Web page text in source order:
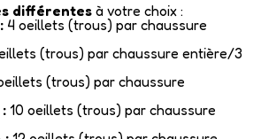
différentes à votre choix :
4 oeillets (trous) par chaussure
(trous) par chaussure entière/3
(trous) par chaussure
10 oeillets (trous) par chaussure